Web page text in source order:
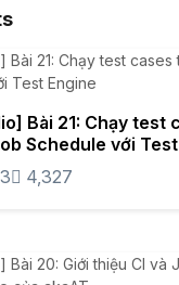
Bài 21: Chạy test
Schedule với
4,327